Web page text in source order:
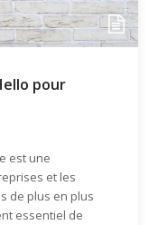
pour
est une
et les
de plus en plus
essentiel de